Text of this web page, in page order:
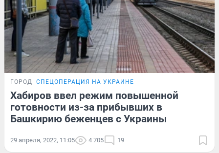
ГОРОД СПЕЦОПЕРАЦИЯ НА УКРАИНЕ
Хабиров ввел режим повышенной
готовности из-за прибывших в
Башкирию беженцев с Украины
29 апреля, 2022, 11:05 4 705 19